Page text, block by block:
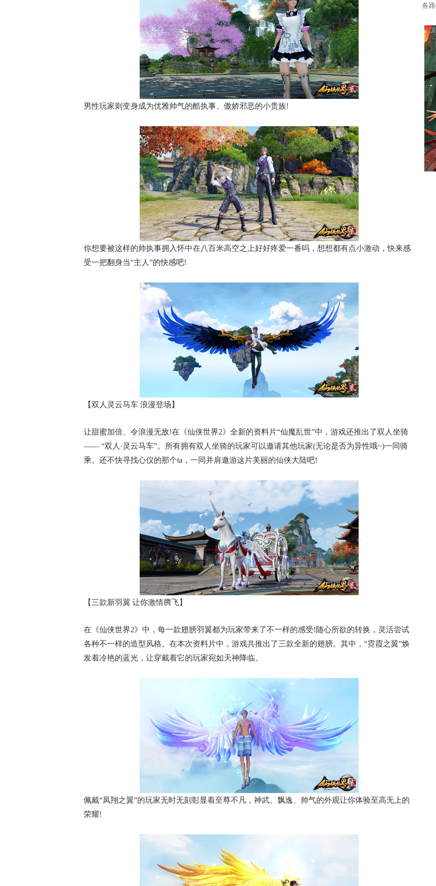
男性玩家则变身成为优雅帅气的酷执事、傲娇邪恶的小贵族!
你想要被这样的帅执事拥入怀中在八百米高空之上好好疼爱一番吗，想想都有点小激动，快来感
受一把翻身当“主人”的快感吧!
【双人灵云马车 浪漫登场】
让甜蜜加倍、令浪漫无敌!在《仙侠世界2》全新的资料片“仙魔乱世”中，游戏还推出了双人坐骑
—— “双人·灵云马车”。所有拥有双人坐骑的玩家可以邀请其他玩家(无论是否为异性哦~)一同骑
乘。还不快寻找心仪的那个ta，一同并肩遨游这片美丽的仙侠大陆吧!
【三款新羽翼 让你激情腾飞】
在《仙侠世界2》中，每一款翅膀羽翼都为玩家带来了不一样的感受!随心所欲的转换，灵活尝试
各种不一样的造型风格。在本次资料片中，游戏共推出了三款全新的翅膀。其中，“霓霞之翼”焕
发着冷艳的蓝光，让穿戴着它的玩家宛如天神降临。
佩戴“凤翔之翼”的玩家无时无刻彰显着至尊不凡，神武、飘逸、帅气的外观让你体验至高无上的
荣耀!
各